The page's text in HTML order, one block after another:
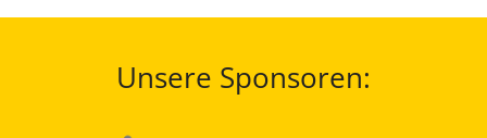
Unsere Sponsoren: